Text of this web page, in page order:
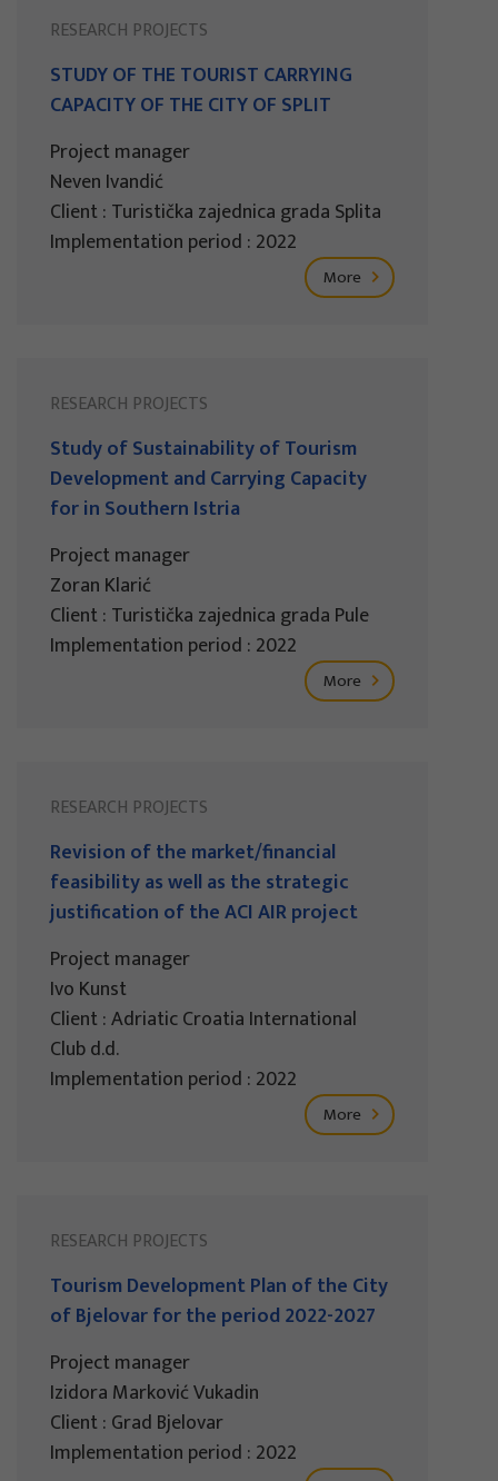
RESEARCH PROJECTS
STUDY OF THE TOURIST CARRYING
CAPACITY OF THE CITY OF SPLIT
Project manager
Neven Ivandić
Client : Turistička zajednica grada Splita
Implementation period : 2022
More
RESEARCH PROJECTS
Study of Sustainability of Tourism
Development and Carrying Capacity
for in Southern Istria
Project manager
Zoran Klarić
Client : Turistička zajednica grada Pule
Implementation period : 2022
More
RESEARCH PROJECTS
Revision of the market/financial
feasibility as well as the strategic
justification of the ACI AIR project
Project manager
Ivo Kunst
Client : Adriatic Croatia International
Club d.d.
Implementation period : 2022
More
RESEARCH PROJECTS
Tourism Development Plan of the City
of Bjelovar for the period 2022-2027
Project manager
Izidora Marković Vukadin
Client : Grad Bjelovar
Implementation period : 2022